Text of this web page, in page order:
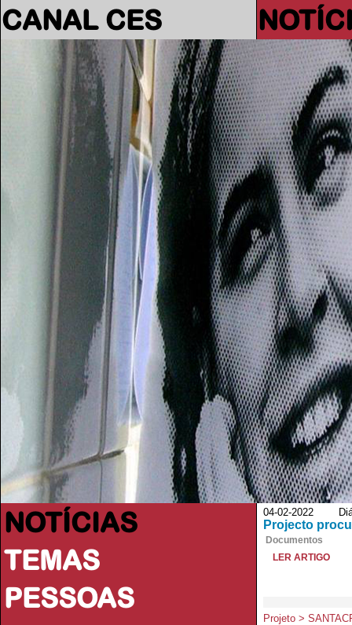
CANAL CES
NOTÍCIAS
TEMAS
PESSOAS
04-02-2022
Projecto
Documentos
LER ARTIGO
Projeto >